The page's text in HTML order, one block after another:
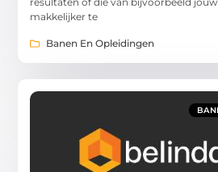
makkelijker te
Banen En Opleidingen